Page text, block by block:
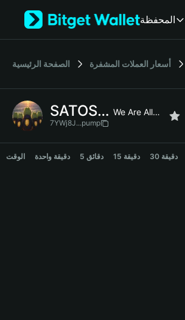
Tiếng Việt
Español (Latinoamérica)
Français
Deutsch
繁體中文
المحفظة
الصفحة الرئيسية أسعار العملات المشفرة
SATOSHI We Are All Satoshi
7YWj8J...pump
SATOSHI Price Chart
الوقت دقيقة واحدة 5 دقائق 15 دقيقة 30 دقيقة